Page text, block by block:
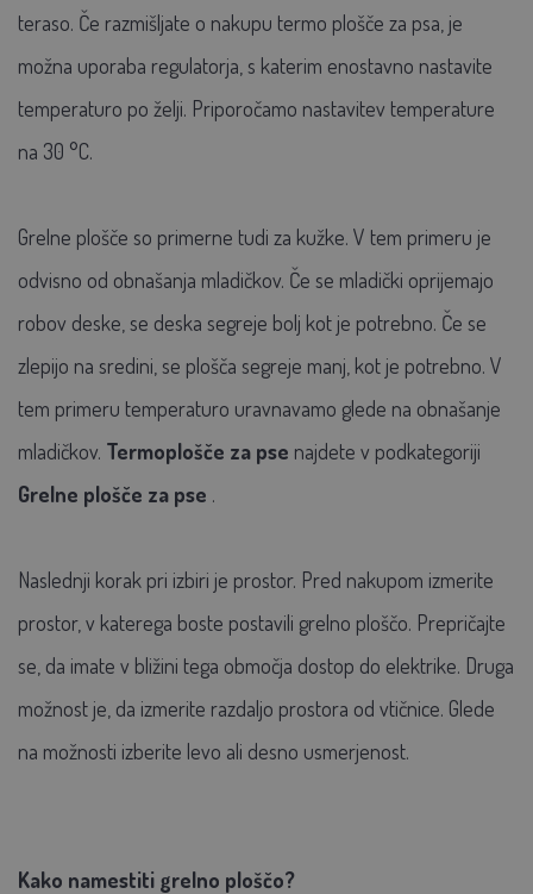
teraso. Če razmišljate o nakupu termo plošče za psa, je
možna uporaba regulatorja, s katerim enostavno nastavite
temperaturo po želji. Priporočamo nastavitev temperature
na 30 °C.
Grelne plošče so primerne tudi za kužke. V tem primeru je
odvisno od obnašanja mladičkov. Če se mladički oprijemajo
robov deske, se deska segreje bolj kot je potrebno. Če se
zlepijo na sredini, se plošča segreje manj, kot je potrebno. V
tem primeru temperaturo uravnavamo glede na obnašanje
mladičkov. Termoplošče za pse najdete v podkategoriji
Grelne plošče za pse .
Naslednji korak pri izbiri je prostor. Pred nakupom izmerite
prostor, v katerega boste postavili grelno ploščo. Prepričajte
se, da imate v bližini tega območja dostop do elektrike. Druga
možnost je, da izmerite razdaljo prostora od vtičnice. Glede
na možnosti izberite levo ali desno usmerjenost.
Kako namestiti grelno ploščo?